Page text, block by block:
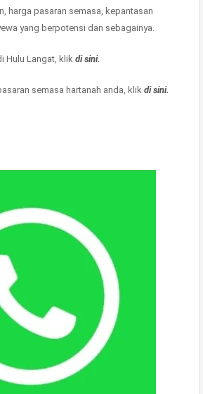
harga pasaran semasa, kepantasan
yang berpotensi dan sebagainya.
Hulu Langat, klik di sini.
semasa hartanah anda, klik di sini.